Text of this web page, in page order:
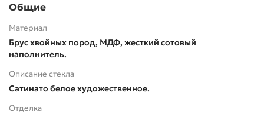
Общие
Материал
Брус хвойных пород, МДФ, жесткий сотовый
наполнитель.
Описание стекла
Сатинато белое художественное.
Отделка